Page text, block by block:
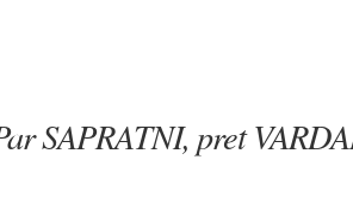
SAPRATNI, pret